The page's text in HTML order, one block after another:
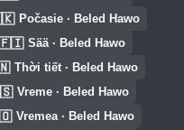
Počasie · Beled Hawo
Sää · Beled Hawo
Thời tiết · Beled Hawo
Vreme · Beled Hawo
Vremea · Beled Hawo